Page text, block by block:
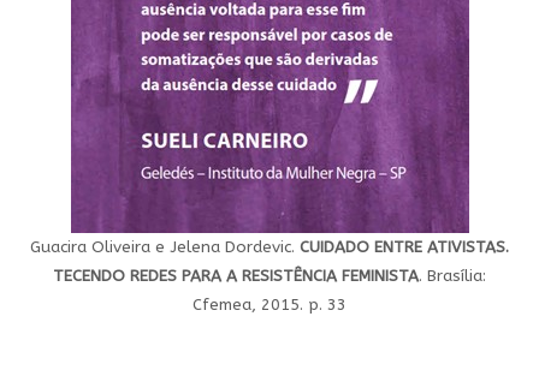
Guacira Oliveira e Jelena Dordevic. CUIDADO ENTRE ATIVISTAS.
TECENDO REDES PARA A RESISTÊNCIA FEMINISTA. Brasília:
Cfemea, 2015. p. 33